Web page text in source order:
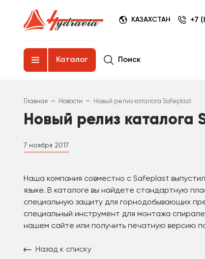
КАЗАХСТАН +7
Каталог Поиск
Главная – Новости – Новый релиз каталога Safeplast
Новый релиз каталога
7 ноября 2017
Наша компания совместно с Safeplast
языке. В каталоге вы найдете стандартную
специальную защиту для горнодобывающих
специальный инструмент для монтажа
нашем сайте или получить печатную версию
Назад к списку